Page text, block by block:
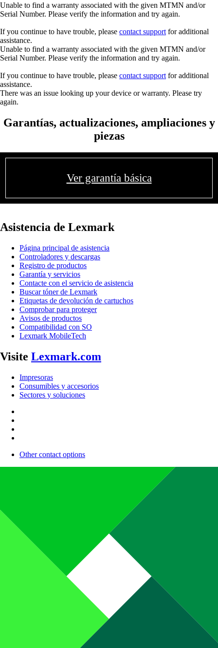
Unable to find a warranty associated with the given MTMN and/or
Serial Number. Please verify the information and try again.
If you continue to have trouble, please contact support for additional
assistance.
Unable to find a warranty associated with the given MTMN and/or
Serial Number. Please verify the information and try again.
If you continue to have trouble, please contact support for additional
assistance.
There was an issue looking up your device or warranty. Please try
again.
Garantías, actualizaciones, ampliaciones y
piezas
Ver garantía básica
Asistencia de Lexmark
Página principal de asistencia
Controladores y descargas
Registro de productos
Garantía y servicios
Contacte con el servicio de asistencia
Buscar tóner de Lexmark
Etiquetas de devolución de cartuchos
Comprobar para proteger
Avisos de productos
Compatibilidad con SO
Lexmark MobileTech
Visite Lexmark.com
Impresoras
Consumibles y accesorios
Sectores y soluciones
Other contact options